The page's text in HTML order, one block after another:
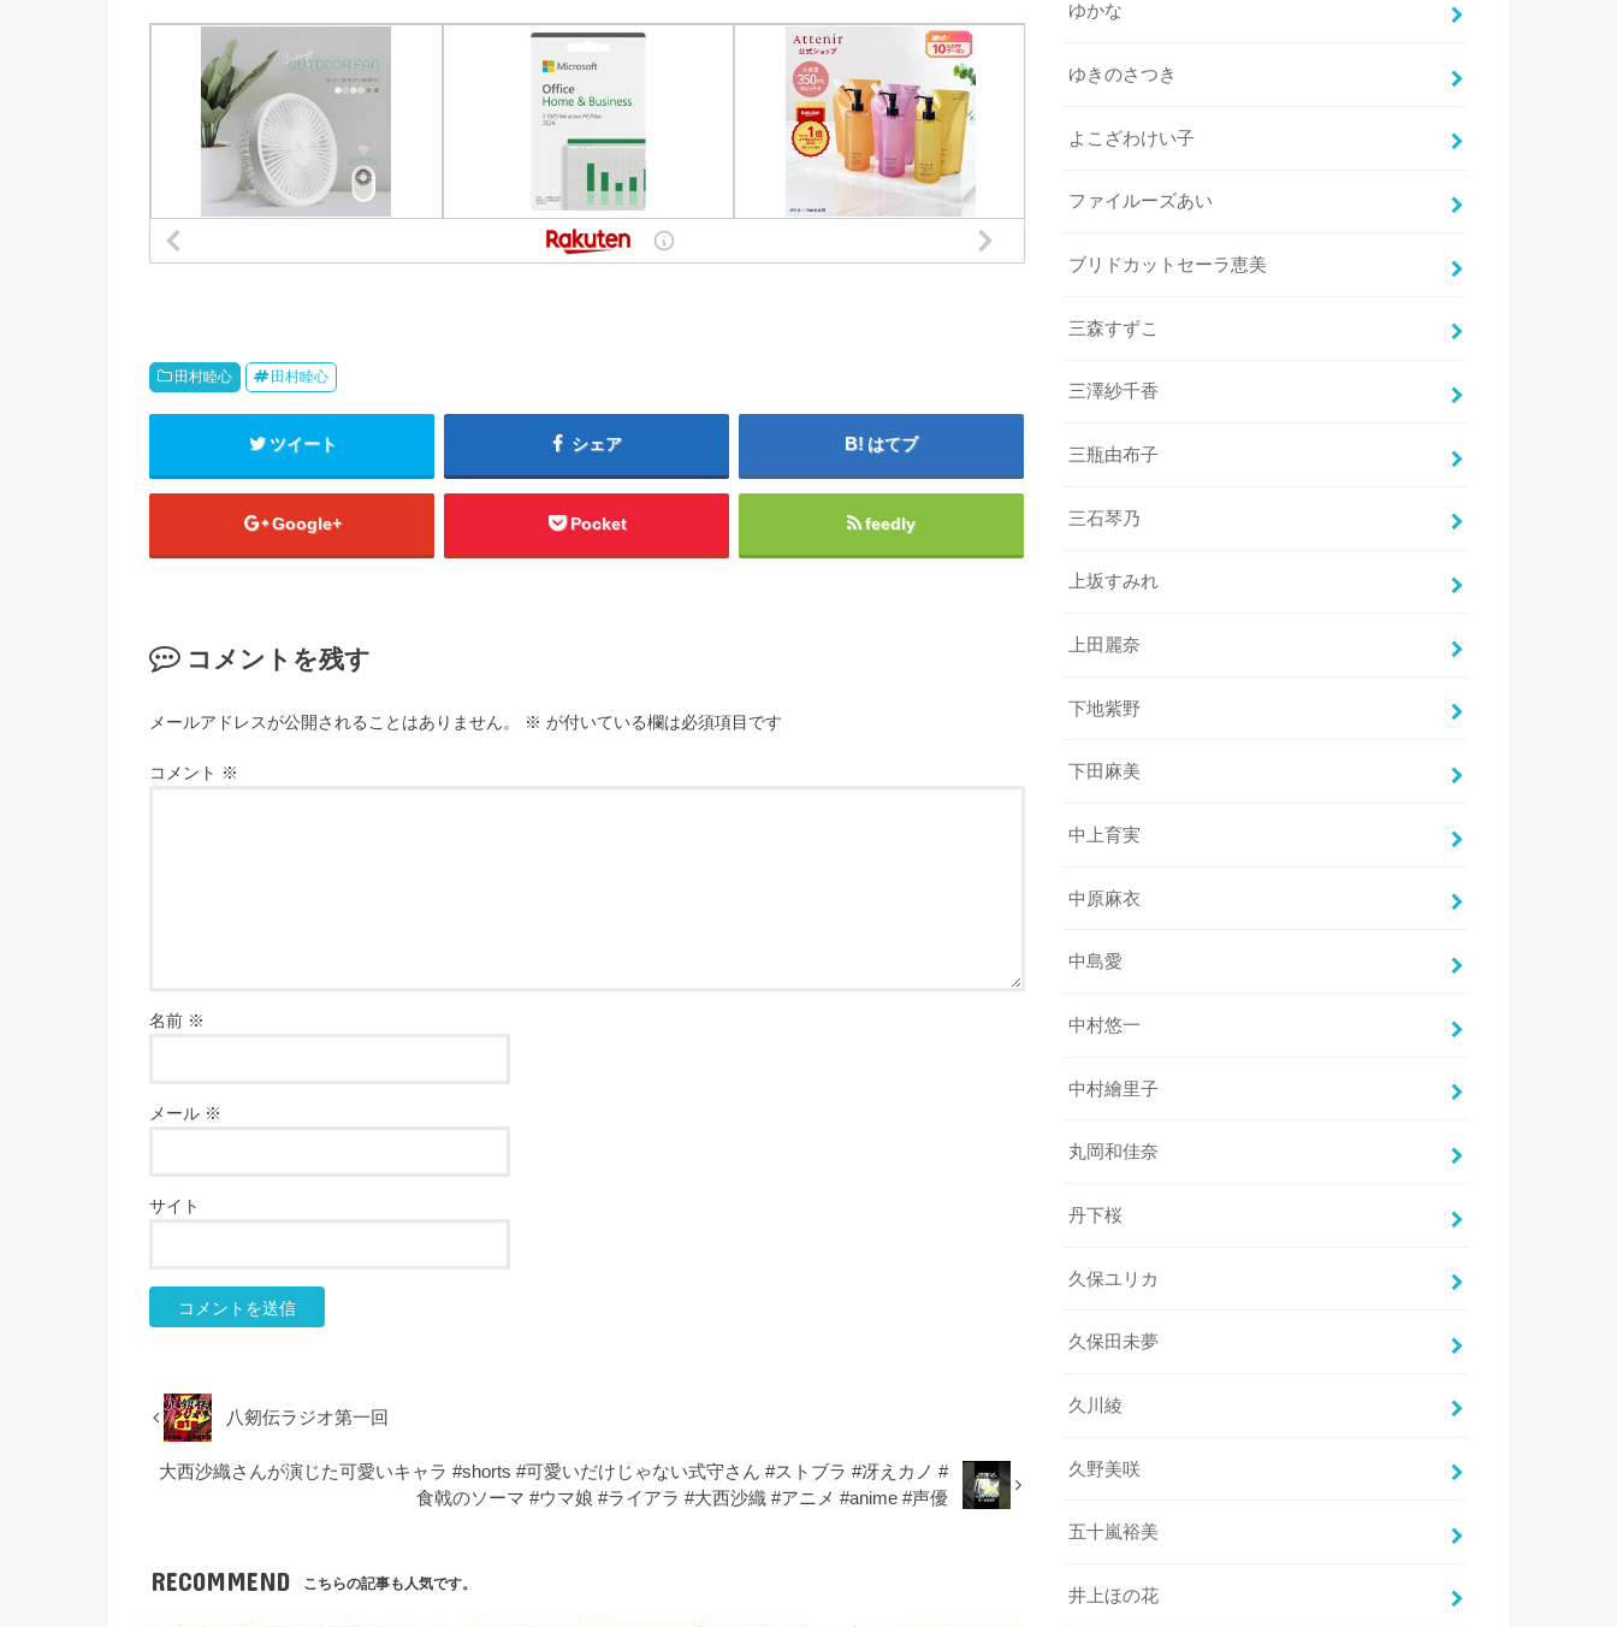
田村睦心 田村睦心
ツイート シェア はてブ
Google+ Pocket feedly
コメントを残す
メールアドレスが公開されることはありません。 ※ が付いている欄は必須項目です
コメント ※
名前 ※
メール ※
サイト
八剱伝ラジオ第一回
大西沙織さんが演じた可愛いキャラ #shorts #可愛いだけじゃない式守さん #ストブラ #冴えカノ #
食戟のソーマ #ウマ娘 #ライアラ #大西沙織 #アニメ #anime #声優
RECOMMEND こちらの記事も人気です。
ゆかな
ゆきのさつき
よこざわけい子
ファイルーズあい
ブリドカットセーラ恵美
三森すずこ
三澤紗千香
三瓶由布子
三石琴乃
上坂すみれ
上田麗奈
下地紫野
下田麻美
中上育実
中原麻衣
中島愛
中村悠一
中村繪里子
丸岡和佳奈
丹下桜
久保ユリカ
久保田未夢
久川綾
久野美咲
五十嵐裕美
井上ほの花